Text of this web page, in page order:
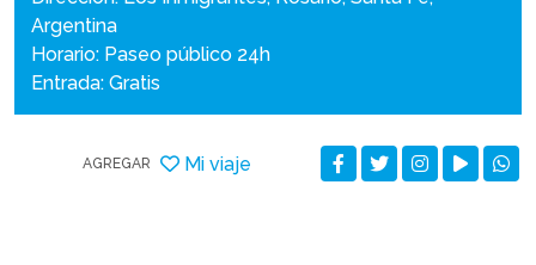
Argentina
Horario: Paseo público 24h
Entrada: Gratis
AGREGAR Mi viaje